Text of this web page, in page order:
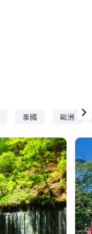
泰國 歐洲 chevron_right